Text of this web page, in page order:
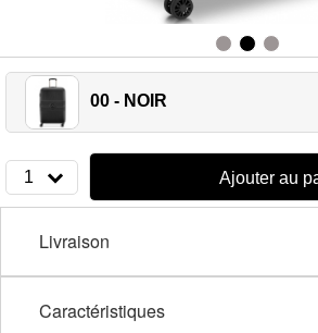
00 - NOIR
1 Ajouter au
Livraison
Caractéristiques